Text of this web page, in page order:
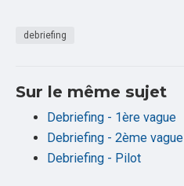
debriefing
Sur le même sujet
Debriefing - 1ère vague
Debriefing - 2ème vague
Debriefing - Pilot